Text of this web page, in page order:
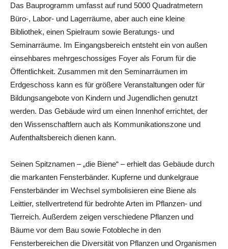
Das Bauprogramm umfasst auf rund 5000 Quadratmetern
Büro-, Labor- und Lagerräume, aber auch eine kleine
Bibliothek, einen Spielraum sowie Beratungs- und
Seminarräume. Im Eingangsbereich entsteht ein von außen
einsehbares mehrgeschossiges Foyer als Forum für die
Öffentlichkeit. Zusammen mit den Seminarräumen im
Erdgeschoss kann es für größere Veranstaltungen oder für
Bildungsangebote von Kindern und Jugendlichen genutzt
werden. Das Gebäude wird um einen Innenhof errichtet, der
den Wissenschaftlern auch als Kommunikationszone und
Aufenthaltsbereich dienen kann.
Seinen Spitznamen – „die Biene“ – erhielt das Gebäude durch
die markanten Fensterbänder. Kupferne und dunkelgraue
Fensterbänder im Wechsel symbolisieren eine Biene als
Leittier, stellvertretend für bedrohte Arten im Pflanzen- und
Tierreich. Außerdem zeigen verschiedene Pflanzen und
Bäume vor dem Bau sowie Fotobleche in den
Fensterbereichen die Diversität von Pflanzen und Organismen